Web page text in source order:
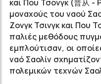
και Που Τσονγκ (普从 -
μοναχούς του ναού
Ζονγκ Τσινγκ και Που
παλιές μεθόδους
εμπλούτισαν, οι
ναό Σαολίν
πολεμικών τεχνών